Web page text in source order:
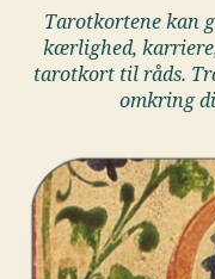
Tarotkortene kan
kærlighed,
tarotkort til råds.
omkring